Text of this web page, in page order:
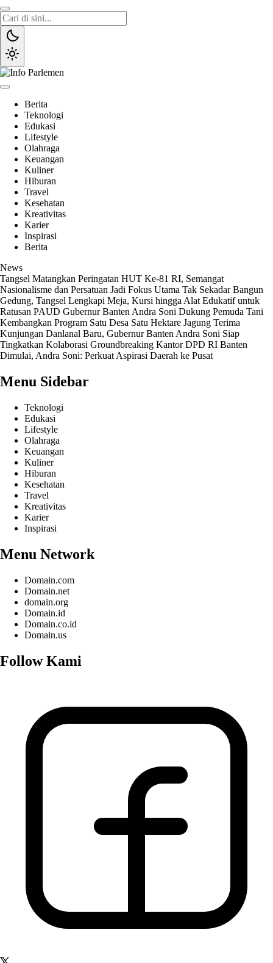
Lewati
ke
konten
Berita
Teknologi
Edukasi
Lifestyle
Olahraga
Keuangan
Kuliner
Hiburan
Travel
Kesehatan
Kreativitas
Karier
Inspirasi
Berita
News
Tangsel Matangkan Peringatan HUT Ke-81 RI, Semangat
Nasionalisme dan Persatuan Jadi Fokus Utama Tak Sekadar Bangun
Gedung, Tangsel Lengkapi Meja, Kursi hingga Alat Edukatif untuk
Ratusan PAUD Gubernur Banten Andra Soni Dukung Pemuda Tani
Kembangkan Program Satu Desa Satu Hektare Jagung Terima
Kunjungan Danlanal Baru, Gubernur Banten Andra Soni Siap
Tingkatkan Kolaborasi Groundbreaking Kantor DPD RI Banten
Dimulai, Andra Soni: Perkuat Aspirasi Daerah ke Pusat
Menu Sidebar
Teknologi
Edukasi
Lifestyle
Olahraga
Keuangan
Kuliner
Hiburan
Kesehatan
Travel
Kreativitas
Karier
Inspirasi
Menu Network
Domain.com
Domain.net
domain.org
Domain.id
Domain.co.id
Domain.us
Follow Kami